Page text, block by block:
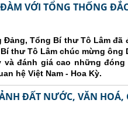
VỚI TỔNG THỐNG
Đảng, Tổng Bí thư Tô Lâm
thư Tô Lâm chúc mừng ông
và đánh giá cao những
hệ Việt Nam - Hoa Kỳ.
ĐẤT NƯỚC, VĂN HOÁ,